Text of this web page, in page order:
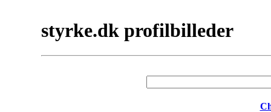
styrke.dk profilbilleder